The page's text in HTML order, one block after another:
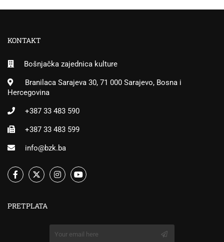
KONTAKT
Bošnjačka zajednica kulture
Branilaca Sarajeva 30, 71 000 Sarajevo, Bosna i
Hercegovina
+387 33 483 590
+387 33 483 599
info@bzk.ba
PRETPLATA